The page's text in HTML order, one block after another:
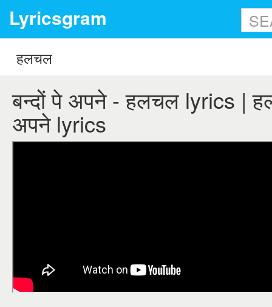
Lyricsgram
बन्दों पे अपने - हलचल lyrics |
अपने lyrics